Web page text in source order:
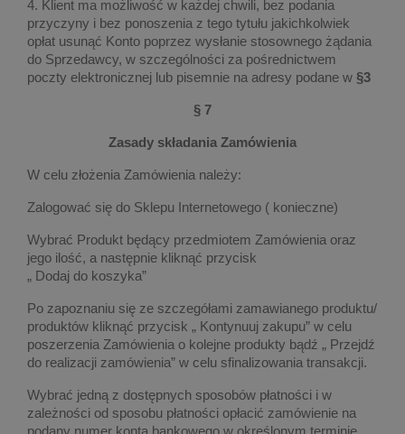
4. Klient ma możliwość w każdej chwili, bez podania
przyczyny i bez ponoszenia z tego tytułu jakichkolwiek
opłat usunąć Konto poprzez wysłanie stosownego żądania
do Sprzedawcy, w szczególności za pośrednictwem
poczty elektronicznej lub pisemnie na adresy podane w §3
§ 7
Zasady składania Zamówienia
W celu złożenia Zamówienia należy:
Zalogować się do Sklepu Internetowego ( konieczne)
Wybrać Produkt będący przedmiotem Zamówienia oraz
jego ilość, a następnie kliknąć przycisk
„ Dodaj do koszyka”
Po zapoznaniu się ze szczegółami zamawianego produktu/
produktów kliknąć przycisk „ Kontynuuj zakupu” w celu
poszerzenia Zamówienia o kolejne produkty bądź „ Przejdź
do realizacji zamówienia” w celu sfinalizowania transakcji.
Wybrać jedną z dostępnych sposobów płatności i w
zależności od sposobu płatności opłacić zamówienie na
podany numer konta bankowego w określonym terminie.